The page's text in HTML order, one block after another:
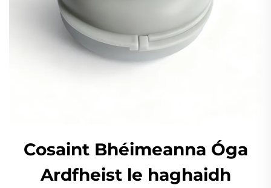
Cosaint Bhéimeanna Óga
Ardfheist le haghaidh